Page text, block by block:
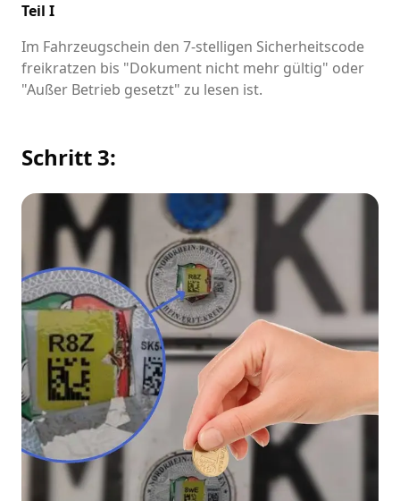
Teil I
Im Fahrzeugschein den 7-stelligen Sicherheitscode
freikratzen bis "Dokument nicht mehr gültig" oder
"Außer Betrieb gesetzt" zu lesen ist.
Schritt 3: